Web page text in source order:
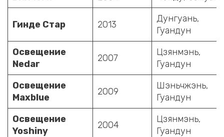
Гинде Стар 2013
Дунгуань,
Гуандун
Освещение
Nedar
2007
Цзянмэнь,
Гуандун
Освещение
Maxblue
2009
Шэньчжэнь,
Гуандун
Освещение
Yoshiny
2004
Цзянмэнь,
Гуандун